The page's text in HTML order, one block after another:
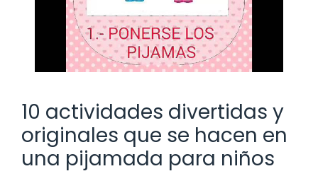
10 actividades divertidas y
originales que se hacen en
una pijamada para niños